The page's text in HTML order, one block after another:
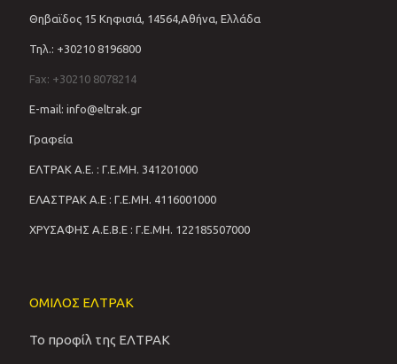
Θηβαϊδος 15 Κηφισιά, 14564,Αθήνα, Ελλάδα
Τηλ.: +30210 8196800
Fax: +30210 8078214
E-mail: info@eltrak.gr
Γραφεία
ΕΛΤΡΑΚ Α.Ε. : Γ.Ε.ΜΗ. 341201000
ΕΛΑΣΤΡΑΚ Α.Ε : Γ.Ε.ΜΗ. 4116001000
ΧΡΥΣΑΦΗΣ Α.Ε.Β.Ε : Γ.Ε.ΜΗ. 122185507000
ΟΜΙΛΟΣ ΕΛΤΡΑΚ
Το προφίλ της ΕΛΤΡΑΚ